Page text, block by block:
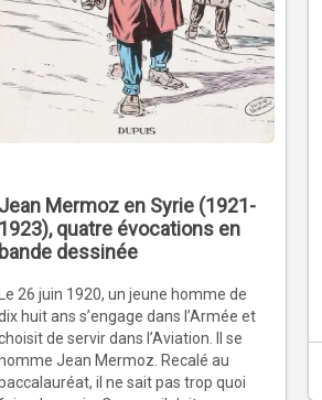
Mermoz en Syrie (1921-
quatre évocations en
dessinée
26 juin 1920, un jeune homme de
huit ans s’engage dans l’Armée et
de servir dans l’Aviation. Il se
Jean Mermoz. Recalé au
il ne sait pas trop quoi